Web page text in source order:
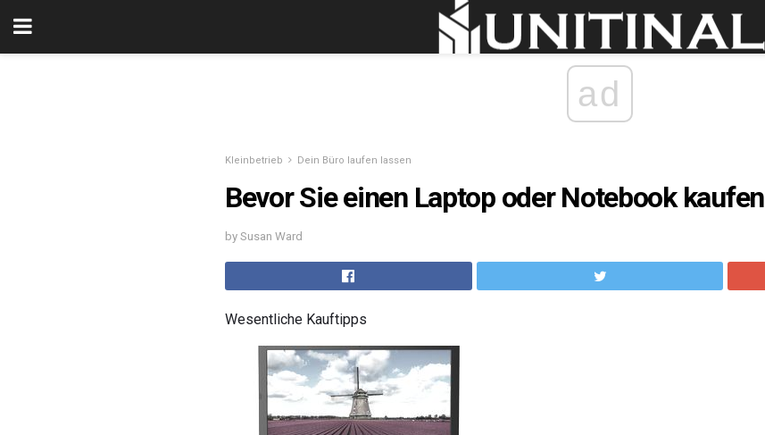
ad
Kleinbetrieb Dein Büro laufen lassen
Bevor Sie einen Laptop oder Notebook kaufen
by Susan Ward
Wesentliche Kauftipps